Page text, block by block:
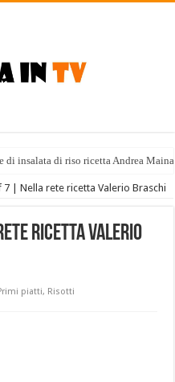
di insalata di riso ricetta Andrea
7 | Nella rete ricetta Valerio Braschi
ricetta Valerio
piatti, Risotti